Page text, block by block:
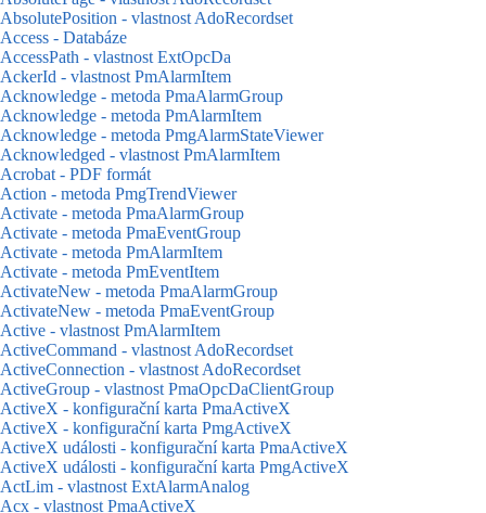
AbsolutePosition - vlastnost AdoRecordset
Access - Databáze
AccessPath - vlastnost ExtOpcDa
AckerId - vlastnost PmAlarmItem
Acknowledge - metoda PmaAlarmGroup
Acknowledge - metoda PmAlarmItem
Acknowledge - metoda PmgAlarmStateViewer
Acknowledged - vlastnost PmAlarmItem
Acrobat - PDF formát
Action - metoda PmgTrendViewer
Activate - metoda PmaAlarmGroup
Activate - metoda PmaEventGroup
Activate - metoda PmAlarmItem
Activate - metoda PmEventItem
ActivateNew - metoda PmaAlarmGroup
ActivateNew - metoda PmaEventGroup
Active - vlastnost PmAlarmItem
ActiveCommand - vlastnost AdoRecordset
ActiveConnection - vlastnost AdoRecordset
ActiveGroup - vlastnost PmaOpcDaClientGroup
ActiveX - konfigurační karta PmaActiveX
ActiveX - konfigurační karta PmgActiveX
ActiveX události - konfigurační karta PmaActiveX
ActiveX události - konfigurační karta PmgActiveX
ActLim - vlastnost ExtAlarmAnalog
Acx - vlastnost PmaActiveX